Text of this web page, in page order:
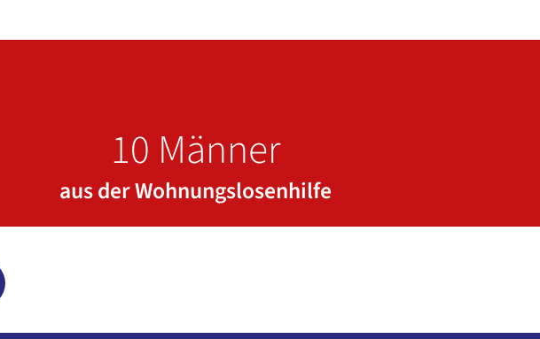
10 Männer
aus der Wohnungslosenhilfe